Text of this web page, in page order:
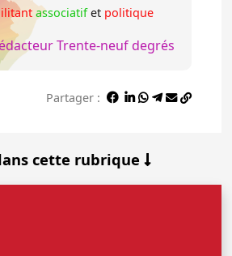
associatifetpolitique
Trente-neuf degrés
Partager :
cette rubrique